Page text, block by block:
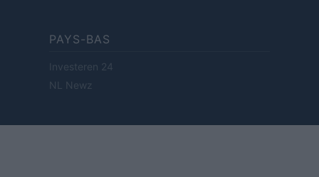
PAYS-BAS
Investeren 24
NL Newz